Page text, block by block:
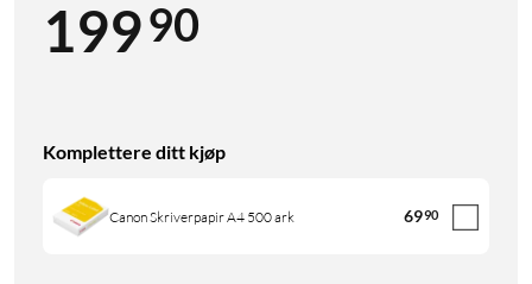
19990
Komplettere ditt kjøp
Canon Skriverpapir A4 500 ark 6990